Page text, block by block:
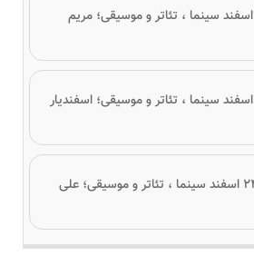
متولدین ۲۴ اسفند سینما ، تئاتر و موسیقی؛ مریم
متولدین ۲۴ اسفند سینما ، تئاتر و موسیقی؛ اسفندیار
درگذشتگان ۲۴ اسفند سینما ، تئاتر و موسیقی؛ علی